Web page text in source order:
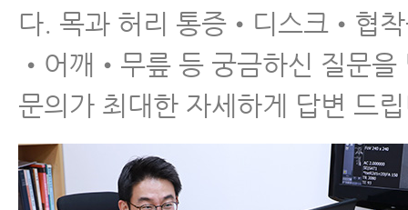
척추협착증 한방치료 효
과를 못 믿으신다구요?
이 내용을 보시면 믿게
됩니다.
다. 목과 허리 통증•디스크•협
•어깨•무릎 등 궁금하신 질문을
문의가 최대한 자세하게 답변 드